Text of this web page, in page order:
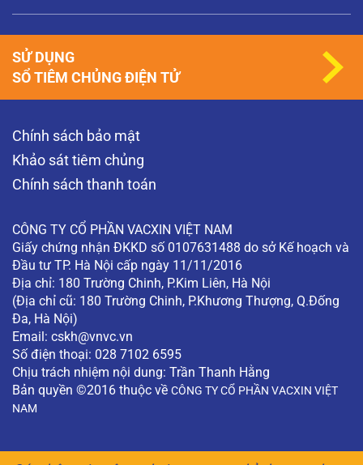
Chính sách bảo mật
Khảo sát tiêm chủng
Chính sách thanh toán
CÔNG TY CỔ PHẦN VACXIN VIỆT NAM
Giấy chứng nhận ĐKKD số 0107631488 do sở Kế hoạch và
Đầu tư TP. Hà Nội cấp ngày 11/11/2016
Địa chỉ: 180 Trường Chinh, P.Kim Liên, Hà Nội
(Địa chỉ cũ: 180 Trường Chinh, P.Khương Thượng, Q.Đống
Đa, Hà Nội)
Email: cskh@vnvc.vn
Số điện thoại: 028 7102 6595
Chịu trách nhiệm nội dung: Trần Thanh Hằng
Bản quyền ©2016 thuộc về CÔNG TY CỔ PHẦN VACXIN VIỆT
NAM
SỬ DỤNG
SỔ TIÊM CHỦNG ĐIỆN TỬ